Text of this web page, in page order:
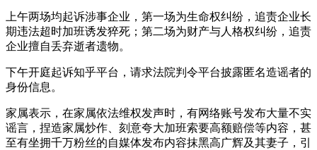
上午两场均起诉涉事企业，第一场为生命权纠纷，追责企业长
期违法超时加班诱发猝死；第二场为财产与人格权纠纷，追责
企业擅自丢弃逝者遗物。
下午开庭起诉知乎平台，请求法院判令平台披露匿名造谣者的
身份信息。
家属表示，在家属依法维权发声时，有网络账号发布大量不实
谣言，捏造家属炒作、刻意夸大加班索要高额赔偿等内容，甚
至有坐拥千万粉丝的自媒体发布内容抹黑高广辉及其妻子，引